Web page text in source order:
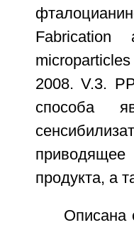
2008. V.3.
способа
продукта, а
Описана